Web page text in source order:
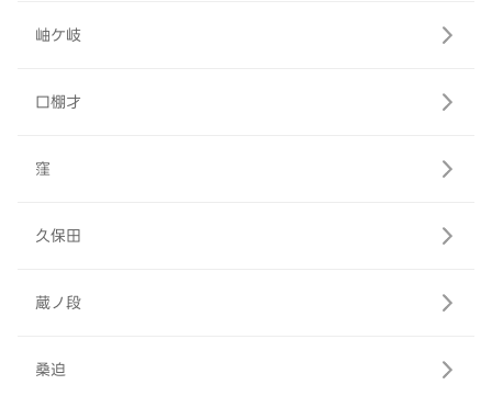
岫ケ岐
口棚才
窪
久保田
蔵ノ段
桑迫